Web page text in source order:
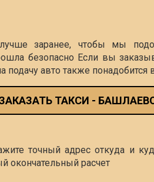
заранее, чтобы мы
безопасно Если вы
подачу авто также понадобится
ТАКСИ -
точный адрес откуда и
окончательный расчет